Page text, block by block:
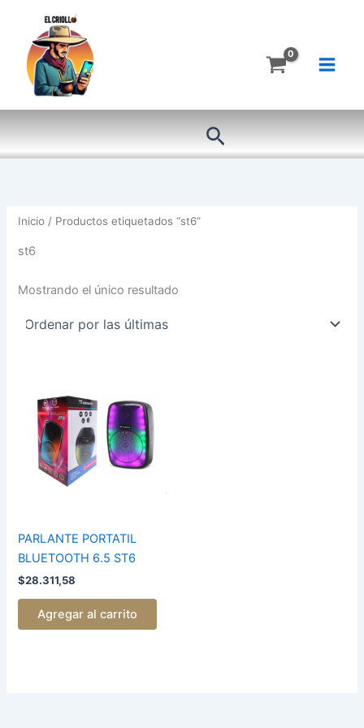
contenido
Buscar
Inicio / Productos etiquetados “st6”
st6
Mostrando el único resultado
PARLANTE PORTATIL
BLUETOOTH 6.5 ST6
$28.311,58
BLUETOOTH
ST6
cantidad
Agregar al carrito